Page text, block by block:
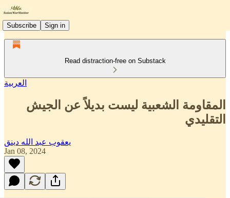
Subscribe Sign in
Read distraction-free on Substack
العربية
المقاومة الشعبية ليست بديلاً عن الجيش
التقليدي
يعقوب عبد الله دينق
Jan 08, 2024